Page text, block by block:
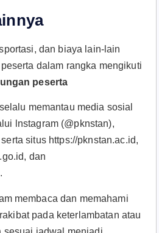
dan biaya lain-lain
dalam rangka mengikuti
peserta
memantau media sosial
lnstagram (@pknstan),
situs https://pknstan.ac.id,
dan
membaca dan memahami
pada keterlambatan atau